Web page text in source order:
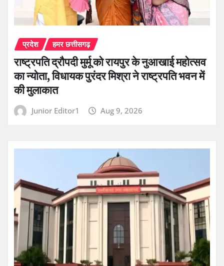
प्रदेश हमर छत्तीसगढ़
राष्ट्रपति द्रौपदी मुर्मू को रायपुर के नुआखाई महोत्सव
का न्योता, विधायक पुरंदर मिश्रा ने राष्ट्रपति भवन में
की मुलाकात
Junior Editor1 Aug 9, 2026